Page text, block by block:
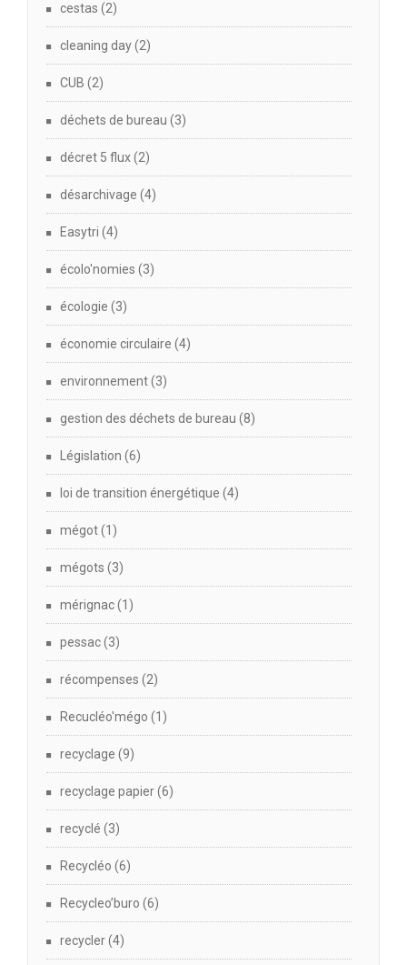
cestas (2)
cleaning day(2)
CUB (2)
déchets de bureau (3)
décret 5 flux(2)
désarchivage (4)
Easytri (4)
écolo'nomies (3)
écologie (3)
économie circulaire (4)
environnement(3)
gestion des déchets de bureau (8)
Législation (6)
loi de transition énergétique (4)
mégot(1)
mégots (3)
mérignac(1)
pessac(3)
récompenses (2)
Recucléo'mégo (1)
recyclage (9)
recyclage papier(6)
recyclé (3)
Recycléo (6)
Recycleo’buro (6)
recycler(4)